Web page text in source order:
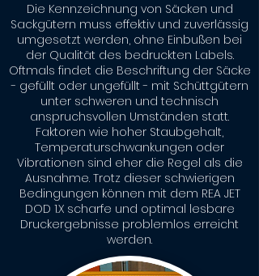
Die Kennzeichnung von Säcken und
Sackgütern muss effektiv und zuverlässig
umgesetzt werden, ohne Einbußen bei
der Qualität des bedruckten Labels.
Oftmals findet die Beschriftung der Säcke
- gefüllt oder ungefüllt - mit Schüttgütern
unter schweren und technisch
anspruchsvollen Umständen statt.
Faktoren wie hoher Staubgehalt,
Temperaturschwankungen oder
Vibrationen sind eher die Regel als die
Ausnahme. Trotz dieser schwierigen
Bedingungen können mit dem REA JET
DOD 1.X scharfe und optimal lesbare
Druckergebnisse problemlos erreicht
werden.